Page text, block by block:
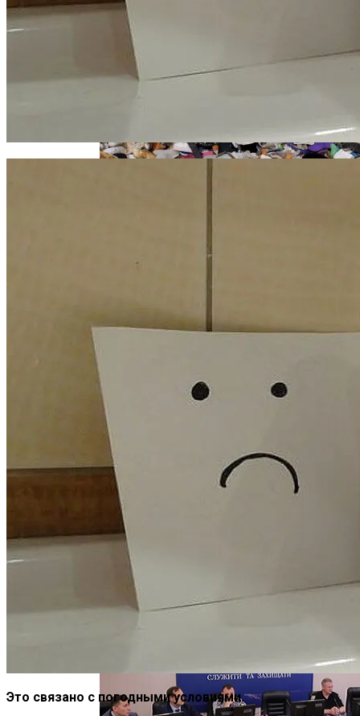
Военные Рельсы Спасут Британскую
На Какую Зарплату Могут
Рассчитывать Украинцы За Рубежом:
Советы Для Беженцев
Разрешения На Запуск Моделей ИИ
Вредно, Но Выгодно: В США Запрет На
Асбест Приняли Только Сейчас
В Киеве Устроили Пробег Суперкаров
Это связано с погодными условиями.